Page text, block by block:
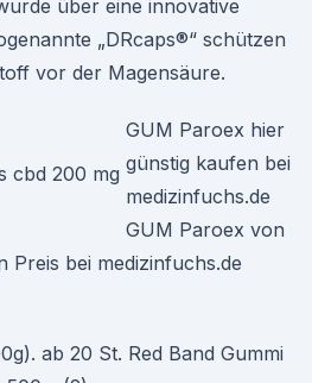
über eine innovative
„DRcaps®“ schützen
vor der Magensäure.
GUM Paroex hier
günstig kaufen bei
medizinfuchs.de
GUM Paroex von
Preis bei medizinfuchs.de
ab 20 St. Red Band Gummi